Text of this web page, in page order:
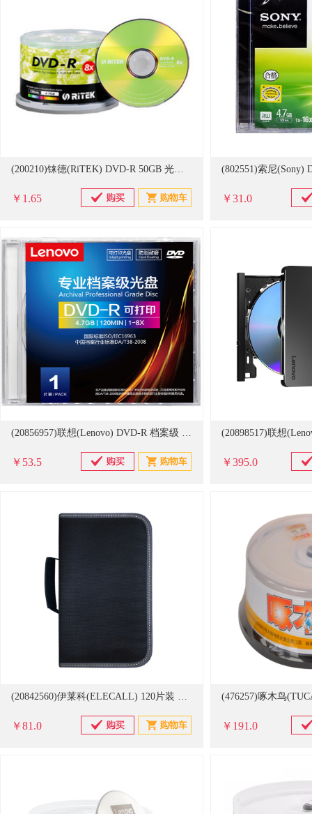
(200210)铼德(RiTEK) DVD-R 50GB 光盘(单位：张)
￥1.65 ￥31.0
(20856957)联想(Lenovo) DVD-R 档案级 1-8速 4.7GB可打印 光盘(单位：盒)
￥53.5 ￥395.0
(20842560)伊莱科(ELECALL) 120片装 光盘包(单位：个)
￥81.0 ￥191.0